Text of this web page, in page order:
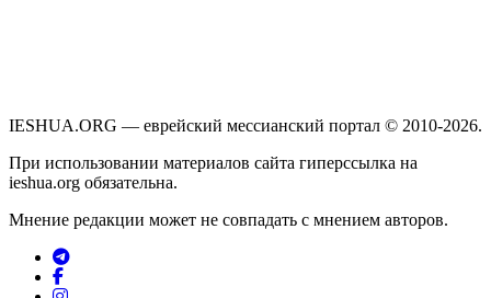
IESHUA.ORG — еврейский мессианский портал © 2010-2026.
При использовании материалов сайта гиперссылка на
ieshua.org обязательна.
Мнение редакции может не совпадать с мнением авторов.